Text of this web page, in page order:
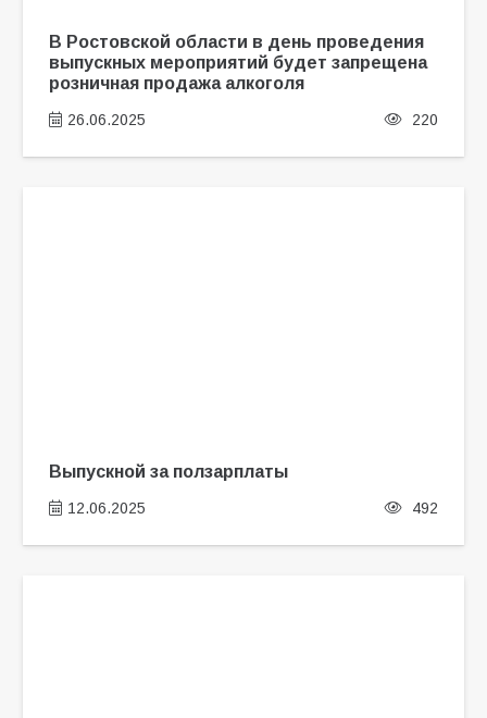
В Ростовской области в день проведения
выпускных мероприятий будет запрещена
розничная продажа алкоголя
26.06.2025 220
Выпускной за ползарплаты
12.06.2025 492